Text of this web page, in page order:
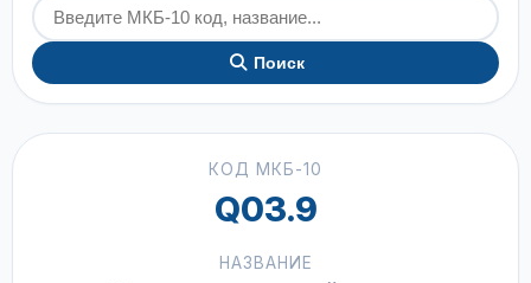
Поиск
КОД МКБ-10
Q03.9
НАЗВАНИЕ